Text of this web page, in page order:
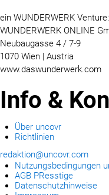
ein WUNDERWERK Venture:
WUNDERWERK ONLINE
Neubaugasse 4 / 7-9
1070 Wien | Austria
www.daswunderwerk.com
Info &
Über uncovr
Richtlinien
redaktion@uncovr.com
Nutzungsbedingungen
AGB PResstige
Datenschutzhinweise